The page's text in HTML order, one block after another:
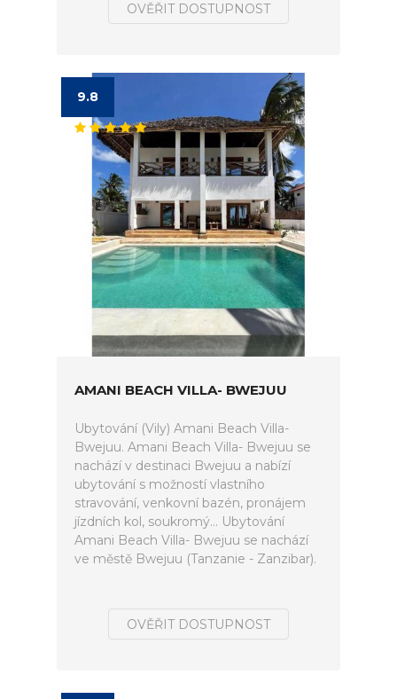
OVĚŘIT DOSTUPNOST
9.8
AMANI BEACH VILLA- BWEJUU
Ubytování (Vily) Amani Beach Villa-
Bwejuu. Amani Beach Villa- Bwejuu se
nachází v destinaci Bwejuu a nabízí
ubytování s možností vlastního
stravování, venkovní bazén, pronájem
jízdních kol, soukromý... Ubytování
Amani Beach Villa- Bwejuu se nachází
ve městě Bwejuu (Tanzanie - Zanzibar).
OVĚŘIT DOSTUPNOST